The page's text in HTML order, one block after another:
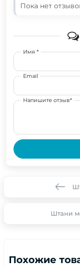
Пока нет
Имя *
Email
Напишите отзыв*
Штани
Похожие